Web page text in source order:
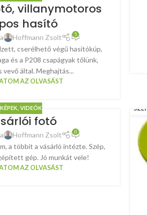
villanymotoros
hasító
Hoffmann Zsolt 5
cserélhető végű hasítókúp,
és a P208 csapágyak tőlünk,
vevő által. Meghajtás...
AZ OLVASÁST
KÉPEK, VIDEÓK
fotó
Hoffmann Zsolt 0
a többit a vásárló intézte. Szép,
gép. Jó munkát vele!
AZ OLVASÁST